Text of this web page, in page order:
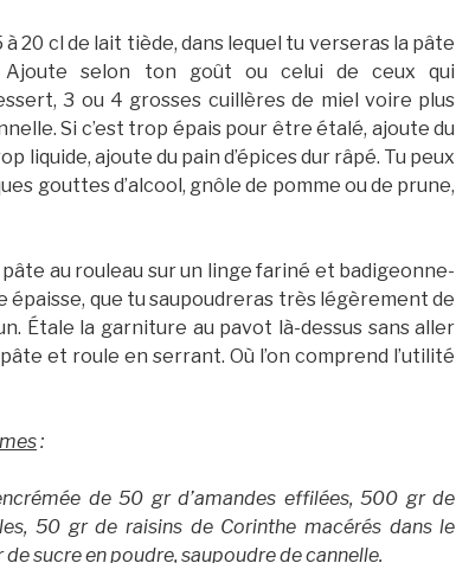
20 cl de lait tiède, dans lequel tu verseras la pâte
selon ton goût ou celui de ceux qui
3 ou 4 grosses cuillères de miel voire plus
Si c’est trop épais pour être étalé, ajoute du
liquide, ajoute du pain d’épices dur râpé. Tu peux
gouttes d’alcool, gnôle de pomme ou de prune,
au rouleau sur un linge fariné et badigeonne-
épaisse, que tu saupoudreras très légèrement de
Étale la garniture au pavot là-dessus sans aller
et roule en serrant. Où l’on comprend l’utilité
:
de 50 gr d’amandes effilées, 500 gr de
50 gr de raisins de Corinthe macérés dans le
sucre en poudre, saupoudre de cannelle.